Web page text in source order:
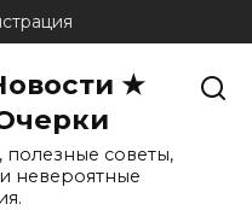
★
советы,
невероятные